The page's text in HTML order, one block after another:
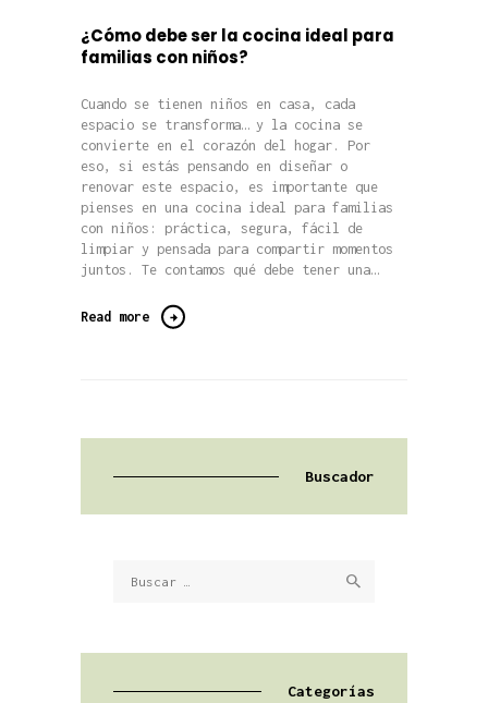
¿Cómo debe ser la cocina ideal para
familias con niños?
Cuando se tienen niños en casa, cada
espacio se transforma… y la cocina se
convierte en el corazón del hogar. Por
eso, si estás pensando en diseñar o
renovar este espacio, es importante que
pienses en una cocina ideal para familias
con niños: práctica, segura, fácil de
limpiar y pensada para compartir momentos
juntos. Te contamos qué debe tener una…
Read more
Buscador
Categorías